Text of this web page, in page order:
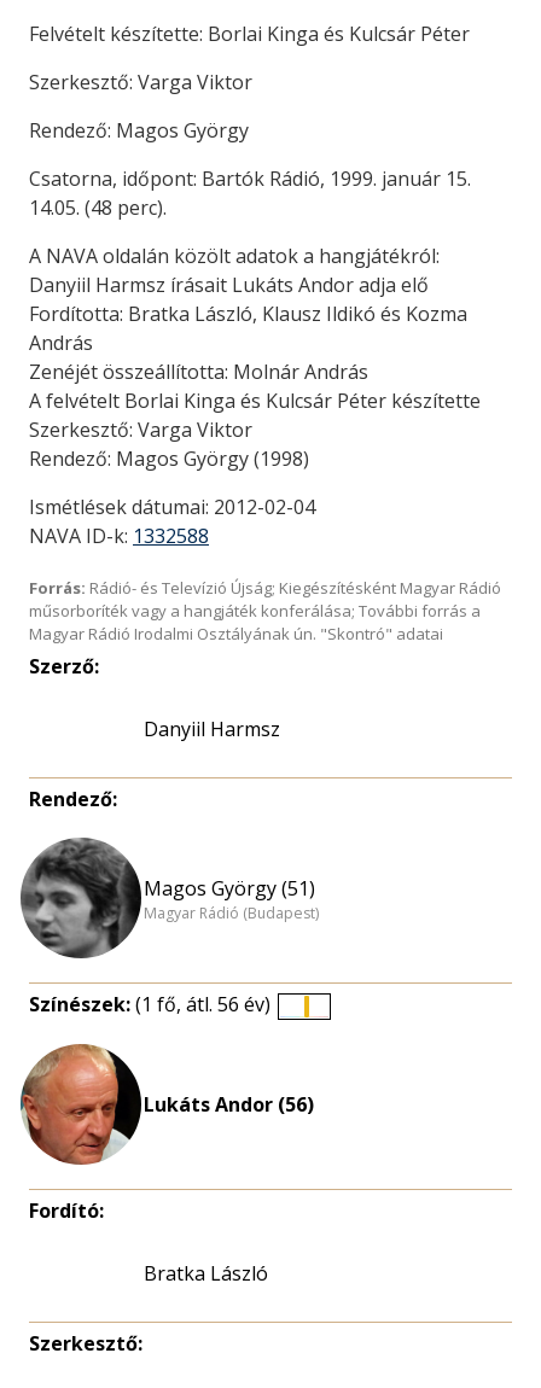
Felvételt készítette: Borlai Kinga és Kulcsár Péter
Szerkesztő: Varga Viktor
Rendező: Magos György
Csatorna, időpont: Bartók Rádió, 1999. január 15.
14.05. (48 perc).
A NAVA oldalán közölt adatok a hangjátékról:
Danyiil Harmsz írásait Lukáts Andor adja elő
Fordította: Bratka László, Klausz Ildikó és Kozma
András
Zenéjét összeállította: Molnár András
A felvételt Borlai Kinga és Kulcsár Péter készítette
Szerkesztő: Varga Viktor
Rendező: Magos György (1998)
Ismétlések dátumai: 2012-02-04
NAVA ID-k: 1332588
Forrás: Rádió- és Televízió Újság; Kiegészítésként Magyar Rádió
műsorboríték vagy a hangjáték konferálása; További forrás a
Magyar Rádió Irodalmi Osztályának ún. "Skontró" adatai
Szerző:
Danyiil Harmsz
Rendező:
Magos György (51)
Magyar Rádió (Budapest)
Színészek:(1 fő, átl. 56 év)
Életkori
Lukáts Andor (56)
Fordító:
Bratka László
Szerkesztő: